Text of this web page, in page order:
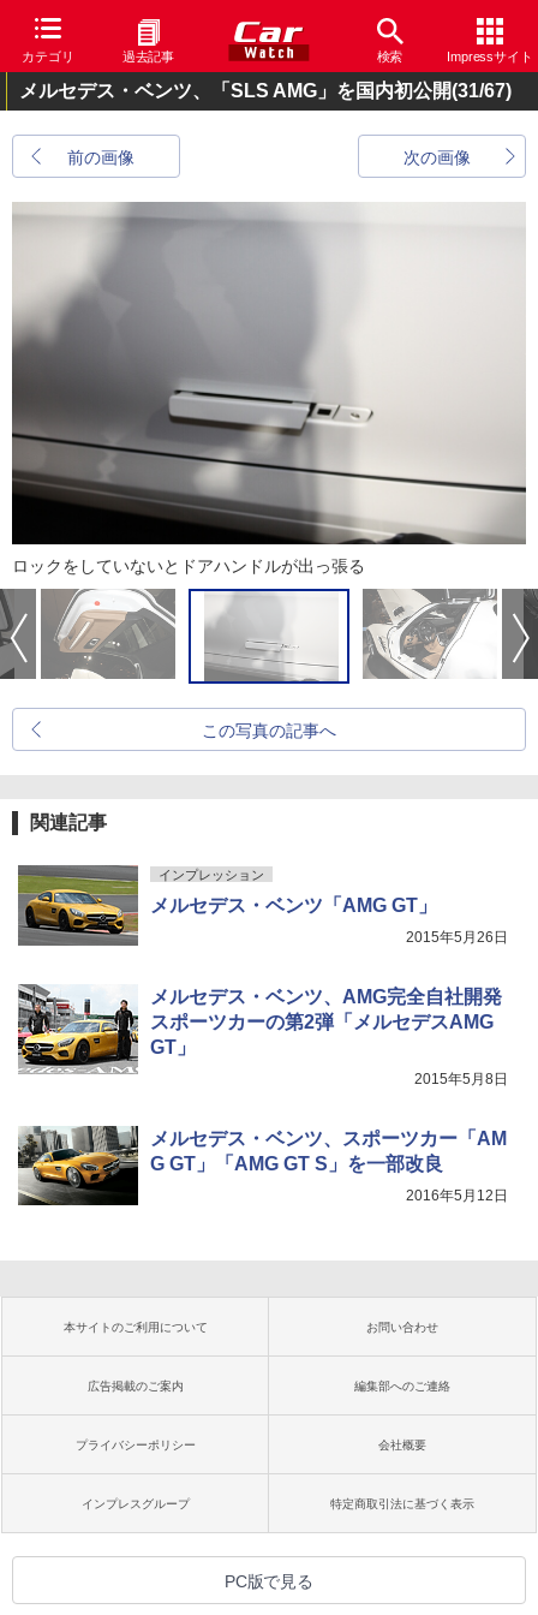
カテゴリ 過去記事 検索 Impressサイト
メルセデス・ベンツ、「SLS AMG」を国内初公開(31/67)
前の画像 次の画像
ロックをしていないとドアハンドルが出っ張る
この写真の記事へ
関連記事
インプレッション
メルセデス・ベンツ「AMG GT」
2015年5月26日
メルセデス・ベンツ、AMG完全自社開発
スポーツカーの第2弾「メルセデスAMG
GT」
2015年5月8日
メルセデス・ベンツ、スポーツカー「AM
G GT」「AMG GT S」を一部改良
2016年5月12日
本サイトのご利用について お問い合わせ
広告掲載のご案内 編集部へのご連絡
プライバシーポリシー 会社概要
インプレスグループ 特定商取引法に基づく表示
PC版で見る